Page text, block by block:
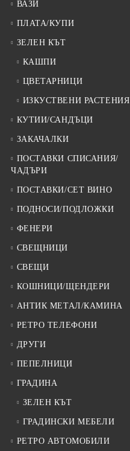
ВАЗИ
ПЛАТА/КУПИ
ЗЕЛЕН КЪТ
КАШПИ
ЦВЕТАРНИЦИ
ИЗКУСТВЕНИ РАСТЕНИЯ
КУТИИ/САНДЪЦИ
ЗАКАЧАЛКИ
ПОСТАВКИ СПИСАНИЯ/
ЧАДЪРИ
ПОСТАВКИ/СЕТ ВИНО
ПОДНОСИ/ПОДЛОЖКИ
ФЕНЕРИ
СВЕЩНИЦИ
СВЕЩИ
КОШНИЦИ/ЩЕНДЕРИ
АНТИК МЕТАЛ/КАМИНА
РЕТРО ТЕЛЕФОНИ
ДРУГИ
ПЕПЕЛНИЦИ
ГРАДИНА
ЗЕЛЕН КЪТ
ГРАДИНСКИ МЕБЕЛИ
РЕТРО АВТОМОБИЛИ